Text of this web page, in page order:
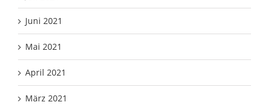
Juni 2021
Mai 2021
April 2021
März 2021